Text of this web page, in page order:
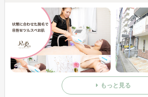
もっと見る